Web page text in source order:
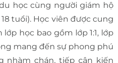
học cùng người giám hộ
tuổi). Học viên được cung
học bao gồm lớp 1:1, lớp
mang đến sự phong phú
nhàm chán, tiếp cận kiến